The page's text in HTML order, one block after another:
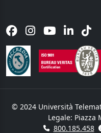
© 2024 Università
Legale: Piazza
800.185.458